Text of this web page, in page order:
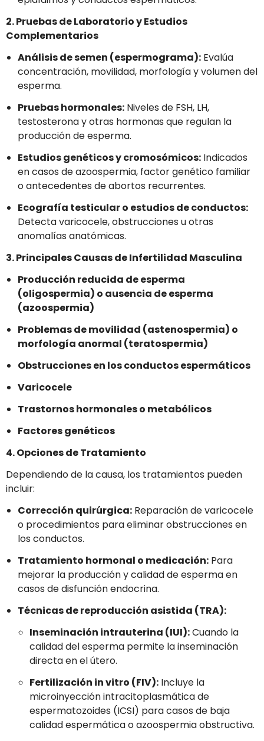
2. Pruebas de Laboratorio y Estudios
Complementarios
Análisis de semen (espermograma): Evalúa
concentración, movilidad, morfología y volumen del
esperma.
Pruebas hormonales: Niveles de FSH, LH,
testosterona y otras hormonas que regulan la
producción de esperma.
Estudios genéticos y cromosómicos: Indicados
en casos de azoospermia, factor genético familiar
o antecedentes de abortos recurrentes.
Ecografía testicular o estudios de conductos:
Detecta varicocele, obstrucciones u otras
anomalías anatómicas.
3. Principales Causas de Infertilidad Masculina
Producción reducida de esperma
(oligospermia) o ausencia de esperma
(azoospermia)
Problemas de movilidad (astenospermia) o
morfología anormal (teratospermia)
Obstrucciones en los conductos espermáticos
Varicocele
Trastornos hormonales o metabólicos
Factores genéticos
4. Opciones de Tratamiento
Dependiendo de la causa, los tratamientos pueden
incluir:
Corrección quirúrgica: Reparación de varicocele
o procedimientos para eliminar obstrucciones en
los conductos.
Tratamiento hormonal o medicación: Para
mejorar la producción y calidad de esperma en
casos de disfunción endocrina.
Técnicas de reproducción asistida (TRA):
Inseminación intrauterina (IUI):Cuando la
calidad del esperma permite la inseminación
directa en el útero.
Fertilización in vitro (FIV): Incluye la
microinyección intracitoplasmática de
espermatozoides (ICSI) para casos de baja
calidad espermática o azoospermia obstructiva.